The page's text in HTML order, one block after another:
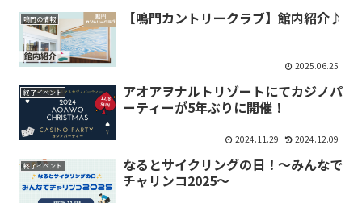
鳴門の情報 【鳴門カントリークラブ】館内紹介♪
2025.06.25
終了イベント
アオアヲナルトリゾートにてカジノパ
ーティーが5年ぶりに開催！
2024.11.29 2024.12.09
終了イベント
なるとサイクリングの日！～みんなで
チャリンコ2025～